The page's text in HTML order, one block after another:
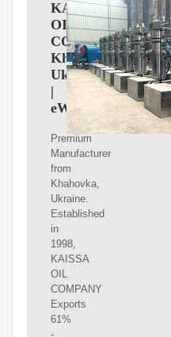
KAISSA
OIL
COMPANY,
Khahovka,
Ukraine
|
eWorldTrade.com
Premium
Manufacturer
from
Khahovka,
Ukraine.
Established
in
1998,
KAISSA
OIL
COMPANY
Exports
61%
-